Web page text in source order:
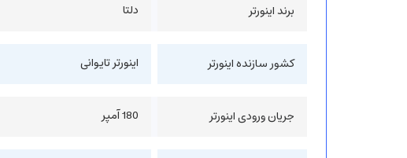
برند اینورتر دلتا
کشور سازنده اینورتر اینورتر تایوانی
جریان ورودی اینورتر 180 آمپر